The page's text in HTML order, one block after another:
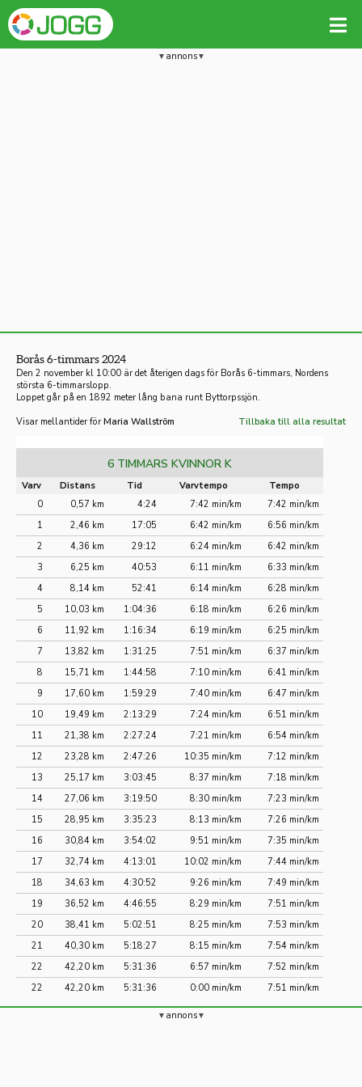
annons
Borås 6-timmars 2024
Den 2 november kl 10:00 är det återigen dags för Borås 6-timmars, Nordens
största 6-timmarslopp.
Loppet går på en 1892 meter lång bana runt Byttorpssjön.
Visar mellantider för Maria Wallström Tillbaka till alla resultat
6 TIMMARS KVINNOR K
Varv Distans Tid Varvtempo
Tempo
0
0,57 km 4:24 7:42 min/km
7:42 min/km
1
2,46 km 17:05 6:42 min/km
6:56 min/km
2
4,36 km 29:12 6:24 min/km
6:42 min/km
3
6,25 km 40:53 6:11 min/km
6:33 min/km
4
8,14 km 52:41 6:14 min/km
6:28 min/km
5
10,03 km 1:04:36 6:18 min/km
6:26 min/km
6
11,92 km 1:16:34 6:19 min/km
6:25 min/km
7
13,82 km 1:31:25 7:51 min/km
6:37 min/km
8
15,71 km 1:44:58 7:10 min/km
6:41 min/km
9
17,60 km 1:59:29 7:40 min/km
6:47 min/km
10
19,49 km 2:13:29 7:24 min/km
6:51 min/km
11
21,38 km 2:27:24 7:21 min/km
6:54 min/km
12
23,28 km 2:47:26 10:35 min/km
7:12 min/km
13
25,17 km 3:03:45 8:37 min/km
7:18 min/km
14
27,06 km 3:19:50 8:30 min/km
7:23 min/km
15
28,95 km 3:35:23 8:13 min/km
7:26 min/km
16
30,84 km 3:54:02 9:51 min/km
7:35 min/km
17
32,74 km 4:13:01 10:02 min/km
7:44 min/km
18
34,63 km 4:30:52 9:26 min/km
7:49 min/km
19
36,52 km 4:46:55 8:29 min/km
7:51 min/km
20
38,41 km 5:02:51 8:25 min/km
7:53 min/km
21
40,30 km 5:18:27 8:15 min/km
7:54 min/km
22
42,20 km 5:31:36 6:57 min/km
7:52 min/km
22
42,20 km 5:31:36 0:00 min/km 7:51 min/km
annons